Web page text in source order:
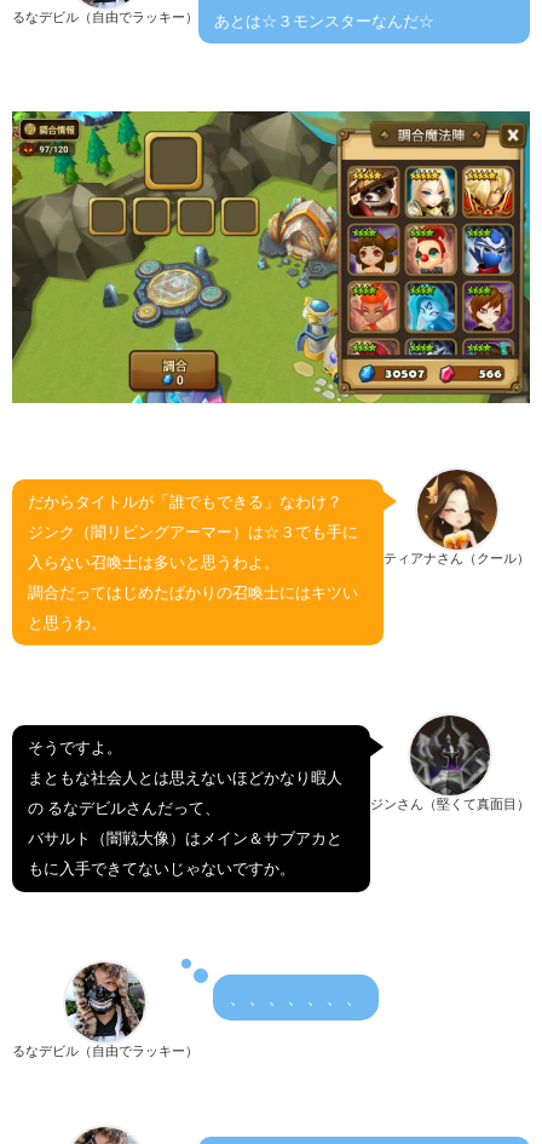
るなデビル（自由でラッキー） あとは☆３モンスターなんだ☆
ティアナさん（クール）
だからタイトルが「誰でもできる」なわけ？
ジンク（闇リビングアーマー）は☆３でも手に
入らない召喚士は多いと思うわよ。
調合だってはじめたばかりの召喚士にはキツい
と思うわ。
ジンさん（堅くて真面目）
そうですよ。
まともな社会人とは思えないほどかなり暇人
の るなデビルさんだって、
バサルト（闇戦大像）はメイン＆サブアカと
もに入手できてないじゃないですか。
るなデビル（自由でラッキー）